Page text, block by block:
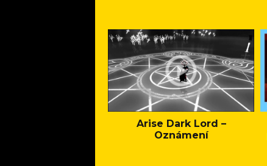
Arise Dark Lord –
Oznámení